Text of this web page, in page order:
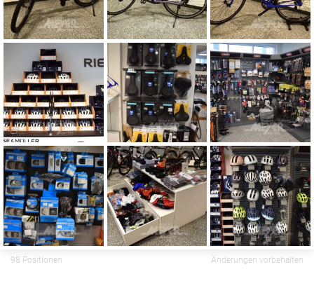
98 Positionen Änderungen vorbehalten